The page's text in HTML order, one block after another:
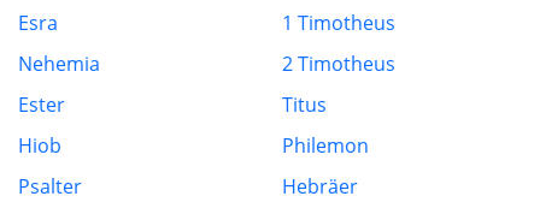
Esra
Nehemia
Ester
Hiob
Psalter
1 Timotheus
2 Timotheus
Titus
Philemon
Hebräer